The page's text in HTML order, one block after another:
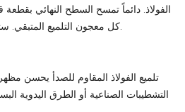
الفولاذ. دائماً تمسح السطح النهائي
كل معجون التلميع المتبقي. ستحصل على مظهر مرآة مثالي.
تلميع الفولاذ المقاوم للصدأ يحسن
التشطيبات الصناعية أو الطرق اليدوية